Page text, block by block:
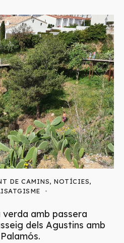
DE CAMINS, NOTÍCIES,
amb passera
dels Agustins amb